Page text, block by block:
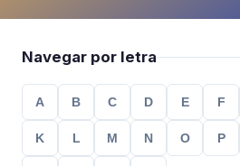
Navegar por letra
A B C D E F
K L M N O P